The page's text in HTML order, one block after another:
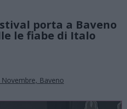
porta a Baveno
le fiabe di Italo
Baveno